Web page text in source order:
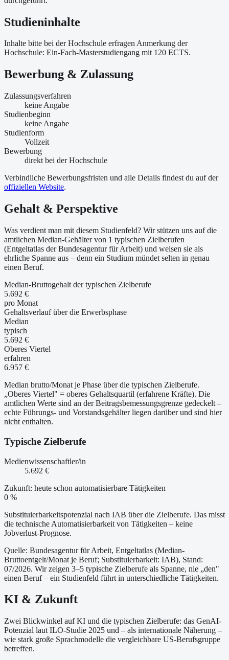
Studieninhalte
Inhalte bitte bei der Hochschule erfragen Anmerkung der
Hochschule: Ein-Fach-Masterstudiengang mit 120 ECTS.
Bewerbung & Zulassung
Zulassungsverfahren
keine Angabe
Studienbeginn
keine Angabe
Studienform
Vollzeit
Bewerbung
direkt bei der Hochschule
Verbindliche Bewerbungsfristen und alle Details findest du auf der
offiziellen Website.
Gehalt & Perspektive
Was verdient man mit diesem Studienfeld? Wir stützen uns auf die
amtlichen Median-Gehälter von 1 typischen Zielberufen
(Entgeltatlas der Bundesagentur für Arbeit) und weisen sie als
ehrliche Spanne aus – denn ein Studium mündet selten in genau
einen Beruf.
Median-Bruttogehalt der typischen Zielberufe
5.692 €
pro Monat
Gehaltsverlauf über die Erwerbsphase
Median
typisch
5.692 €
Oberes Viertel
erfahren
6.957 €
Median brutto/Monat je Phase über die typischen Zielberufe.
„Oberes Viertel" = oberes Gehaltsquartil (erfahrene Kräfte). Die
amtlichen Werte sind an der Beitragsbemessungsgrenze gedeckelt –
echte Führungs- und Vorstandsgehälter liegen darüber und sind hier
nicht enthalten.
Typische Zielberufe
Medienwissenschaftler/in
5.692 €
Zukunft: heute schon automatisierbare Tätigkeiten
0 %
Substituierbarkeitspotenzial nach IAB über die Zielberufe. Das misst
die technische Automatisierbarkeit von Tätigkeiten – keine
Jobverlust-Prognose.
Quelle: Bundesagentur für Arbeit, Entgeltatlas (Median-
Bruttoentgelt/Monat je Beruf; Substituierbarkeit: IAB), Stand:
07/2026. Wir zeigen 3–5 typische Zielberufe als Spanne, nie „den"
einen Beruf – ein Studienfeld führt in unterschiedliche Tätigkeiten.
KI & Zukunft
Zwei Blickwinkel auf KI und die typischen Zielberufe: das GenAI-
Potenzial laut ILO-Studie 2025 und – als internationale Näherung –
wie stark große Sprachmodelle die vergleichbare US-Berufsgruppe
betreffen.